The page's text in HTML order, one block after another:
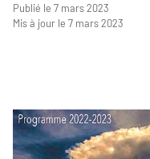
Publié le 7 mars 2023
Mis à jour le 7 mars 2023